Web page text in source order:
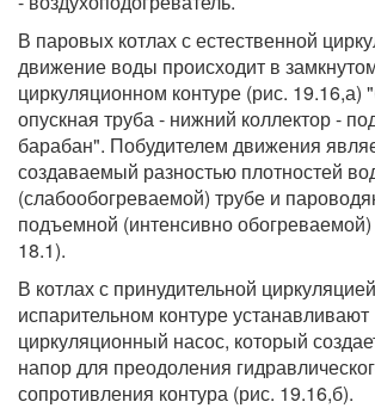
В паровых котлах с естественной
движение воды происходит в
циркуляционном контуре (рис. 19.16,а)
опускная труба - нижний коллектор -
барабан". Побудителем движения
создаваемый разностью плотностей
(слабообогреваемой) трубе и
подъемной (интенсивно обогреваемой)
18.1).
В котлах с принудительной
испарительном контуре устанавливают
циркуляционный насос, который
напор для преодоления
сопротивления контура (рис. 19.16,б).